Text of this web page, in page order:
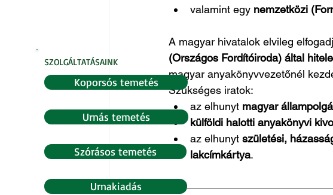
SZOLGÁLTATÁSAINK
Koporsós temetés
Urnás temetés
Szórásos temetés
Urnakiadás
valamint egy nemzetközi
A magyar hivatalok elvileg
(Országos Fordítóiroda) által
magyar anyakönyvvezetőnél
Szükséges iratok:
az elhunyt magyar
külföldi halotti anyakönyvi
az elhunyt születési,
lakcímkártya.